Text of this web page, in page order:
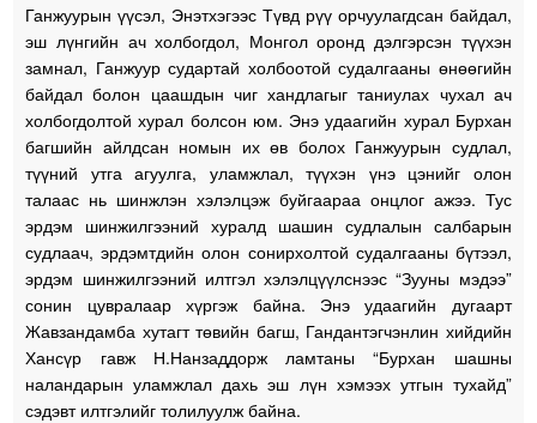
Ганжуурын үүсэл, Энэтхэгээс Түвд рүү орчуулагдсан байдал,
эш лүнгийн ач холбогдол, Монгол оронд дэлгэрсэн түүхэн
замнал, Ганжуур судартай холбоотой судалгааны өнөөгийн
байдал болон цаашдын чиг хандлагыг таниулах чухал ач
холбогдолтой хурал болсон юм. Энэ удаагийн хурал Бурхан
багшийн айлдсан номын их өв болох Ганжуурын судлал,
түүний утга агуулга, уламжлал, түүхэн үнэ цэнийг олон
талаас нь шинжлэн хэлэлцэж буйгаараа онцлог ажээ. Тус
эрдэм шинжилгээний хуралд шашин судлалын салбарын
судлаач, эрдэмтдийн олон сонирхолтой судалгааны бүтээл,
эрдэм шинжилгээний илтгэл хэлэлцүүлснээс “Зууны мэдээ”
сонин цувралаар хүргэж байна. Энэ удаагийн дугаарт
Жавзандамба хутагт төвийн багш, Гандантэгчэнлин хийдийн
Хансүр гавж Н.Нанзаддорж ламтаны “Бурхан шашны
наландарын уламжлал дахь эш лүн хэмээх утгын тухайд”
сэдэвт илтгэлийг толилуулж байна.